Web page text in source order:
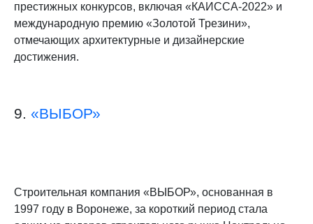
престижных конкурсов, включая «КАИССА-2022» и
международную премию «Золотой Трезини»,
отмечающих архитектурные и дизайнерские
достижения​.
9. «ВЫБОР»
Строительная компания «ВЫБОР», основанная в
1997 году в Воронеже, за короткий период стала